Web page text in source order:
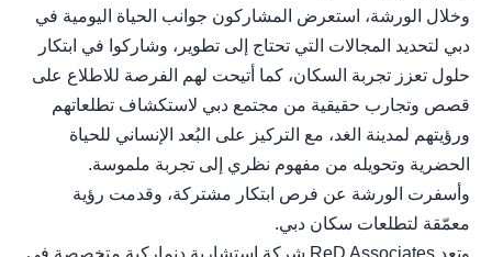
وخلال الورشة، استعرض المشاركون جوانب الحياة اليومية في
دبي لتحديد المجالات التي تحتاج إلى تطوير، وشاركوا في ابتكار
حلول تعزز تجربة السكان، كما أتيحت لهم الفرصة للاطلاع على
قصص وتجارب حقيقية من مجتمع دبي لاستكشاف تطلعاتهم
ورؤيتهم لمدينة الغد، مع التركيز على البُعد الإنساني للحياة
الحضرية وتحويله من مفهوم نظري إلى تجربة ملموسة.
وأسفرت الورشة عن فرص ابتكار مشتركة، وقدمت رؤية
معمّقة لتطلعات سكان دبي.
وتعد ReD Associates شركة استشارية دنماركية متخصصة في